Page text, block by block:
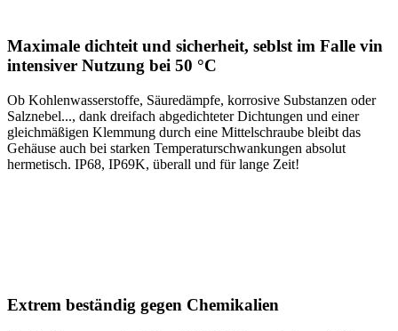
Maximale dichteit und sicherheit, seblst im Falle vin
intensiver Nutzung bei 50 °C
Ob Kohlenwasserstoffe, Säuredämpfe, korrosive Substanzen oder
Salznebel..., dank dreifach abgedichteter Dichtungen und einer
gleichmäßigen Klemmung durch eine Mittelschraube bleibt das
Gehäuse auch bei starken Temperaturschwankungen absolut
hermetisch. IP68, IP69K, überall und für lange Zeit!
Extrem beständig gegen Chemikalien